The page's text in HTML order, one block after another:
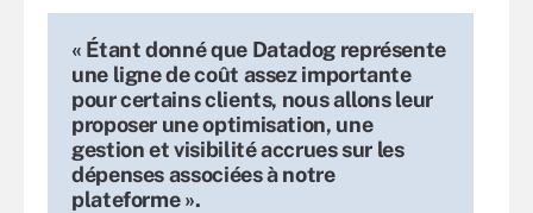
« Étant donné que Datadog représente
une ligne de coût assez importante
pour certains clients, nous allons leur
proposer une optimisation, une
gestion et visibilité accrues sur les
dépenses associées à notre
plateforme ».